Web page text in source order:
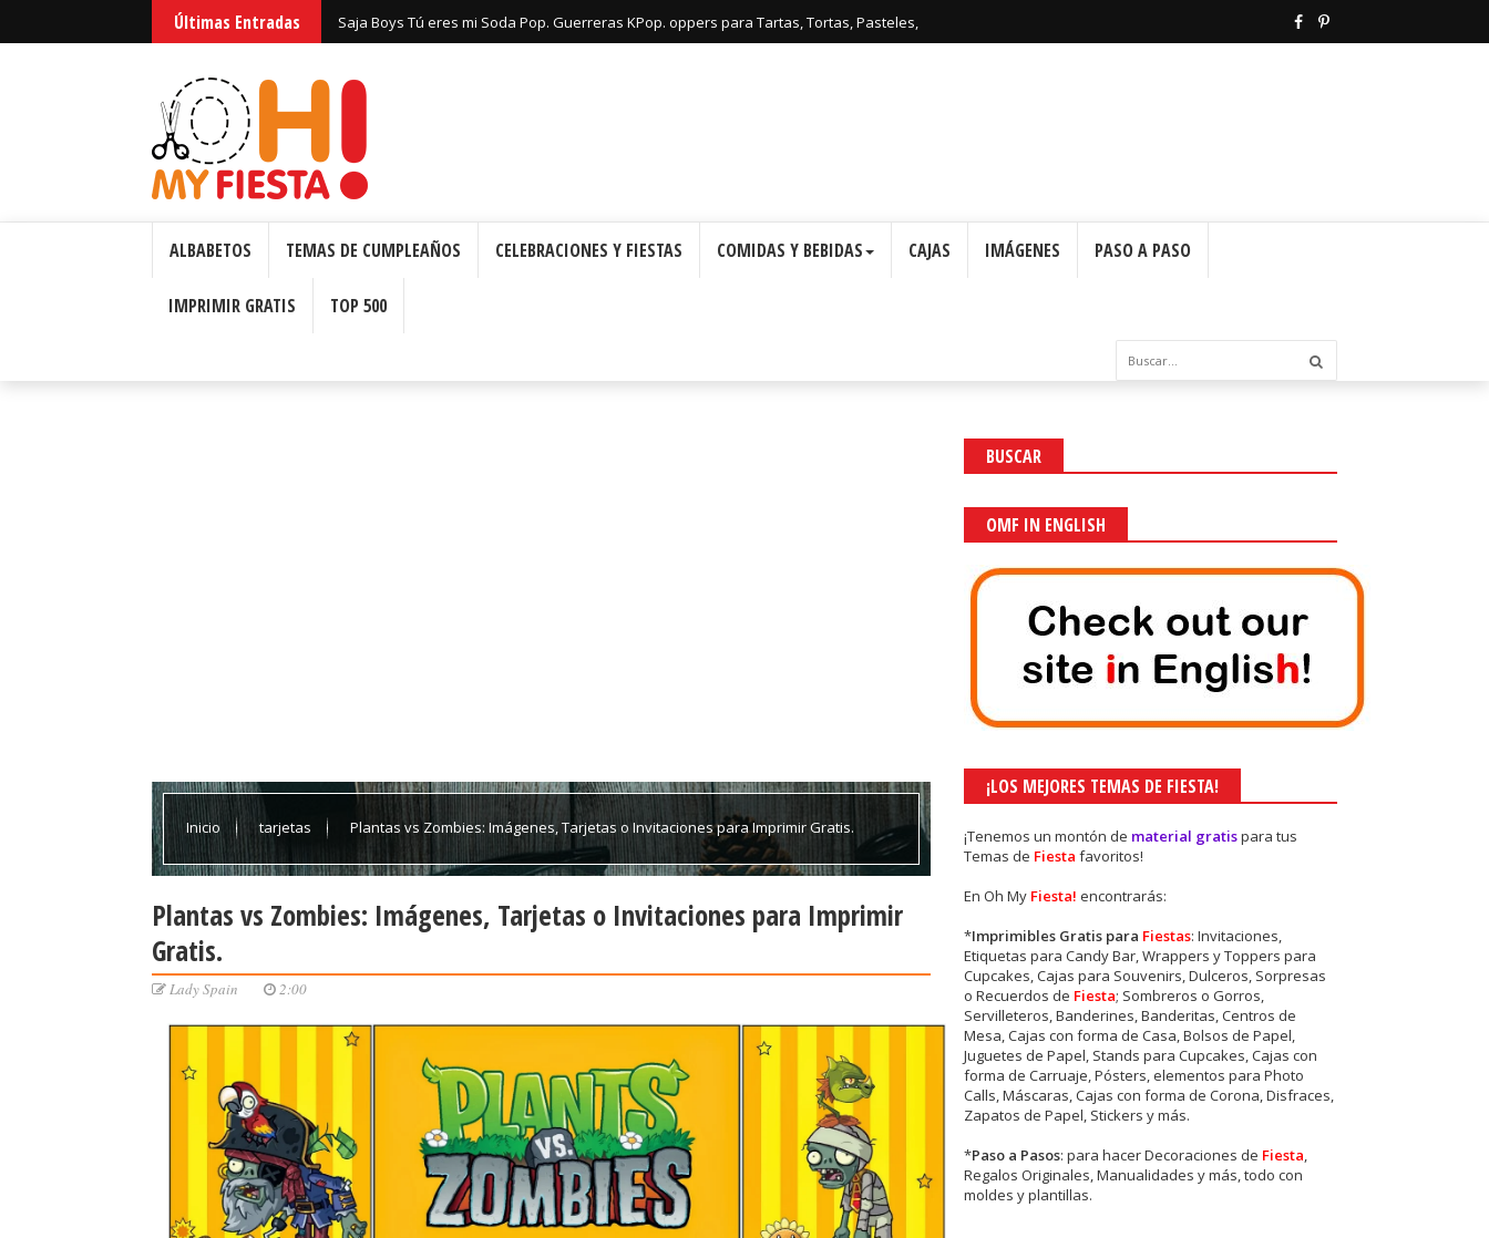
Últimas Entradas Huntrix Guerreras Kpop: Cajas con Forma de Corona para Imprimir Gratis.
ALBABETOS TEMAS DE CUMPLEAÑOS CELEBRACIONES Y FIESTAS COMIDAS Y BEBIDAS CAJAS IMÁGENES PASO A PASO
IMPRIMIR GRATIS TOP 500
Inicio tarjetas Plantas vs Zombies: Imágenes, Tarjetas o Invitaciones para Imprimir Gratis.
Plantas vs Zombies: Imágenes, Tarjetas o Invitaciones para Imprimir
Gratis.
Lady Spain 2:00
BUSCAR
OMF IN ENGLISH
¡LOS MEJORES TEMAS DE FIESTA!
¡Tenemos un montón de material gratispara tus
Temas de Fiestafavoritos!
En Oh My Fiesta!encontrarás:
*Imprimibles Gratis para Fiestas: Invitaciones,
Etiquetas para Candy Bar, Wrappers y Toppers para
Cupcakes, Cajas para Souvenirs, Dulceros, Sorpresas
o Recuerdos de Fiesta; Sombreros o Gorros,
Servilleteros, Banderines, Banderitas, Centros de
Mesa, Cajas con forma de Casa, Bolsos de Papel,
Juguetes de Papel, Stands para Cupcakes, Cajas con
forma de Carruaje, Pósters, elementos para Photo
Calls, Máscaras, Cajas con forma de Corona, Disfraces,
Zapatos de Papel, Stickers y más.
*Paso a Pasos: para hacer Decoraciones de Fiesta,
Regalos Originales, Manualidades y más, todo con
moldes y plantillas.